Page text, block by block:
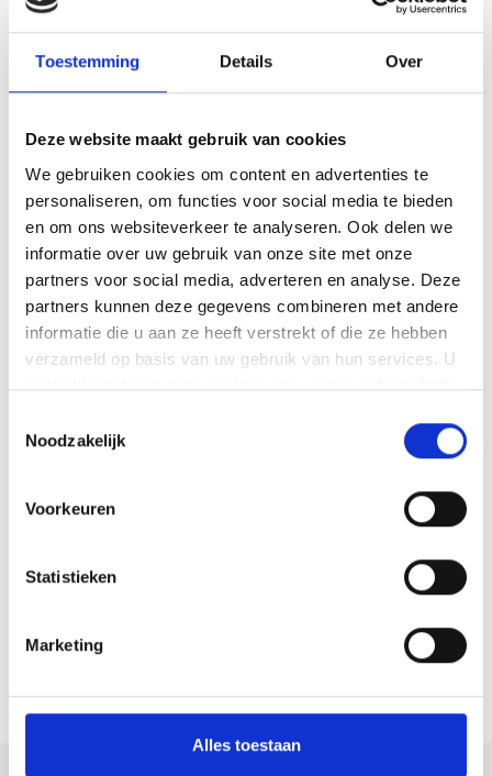
Toestemming Details Over
Deze website maakt gebruik van cookies
We gebruiken cookies om content en advertenties te
personaliseren, om functies voor social media te bieden
en om ons websiteverkeer te analyseren. Ook delen we
informatie over uw gebruik van onze site met onze
partners voor social media, adverteren en analyse. Deze
partners kunnen deze gegevens combineren met andere
informatie die u aan ze heeft verstrekt of die ze hebben
verzameld op basis van uw gebruik van hun services. U
gaat akkoord met onze cookies als u onze website blijft
Noodzakelijk
Voorkeuren
Statistieken
Marketing
Alles toestaan
2Afspraak is afspraak
helder en leveren wat we beloven.
3Kempische
gemoedelijkheid
We werken nuchter, vriendelijk en
met oog voor detail.
4
één planning
Je schakelt één partij in voor het